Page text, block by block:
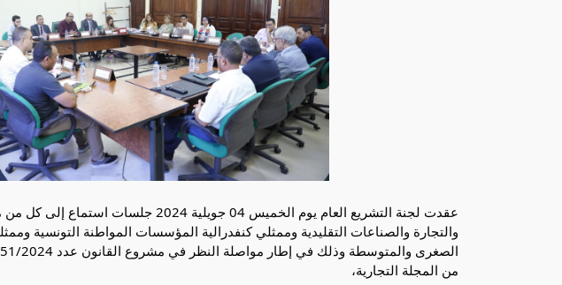
عقدت لجنة التشريع العام يوم الخميس 04 جويلية
والتجارة والصناعات التقليدية وممثلي كنفدرالية المؤسسات المواطنة التونسية
من المجلة التجارية،